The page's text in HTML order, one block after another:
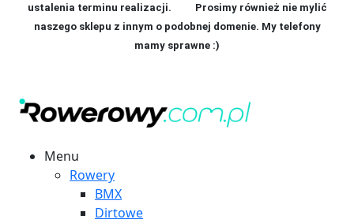
ustalenia terminu realizacji. Prosimy również nie mylić
naszego sklepu z innym o podobnej domenie. My telefony
mamy sprawne :)
Menu
Rowery
BMX
Dirtowe